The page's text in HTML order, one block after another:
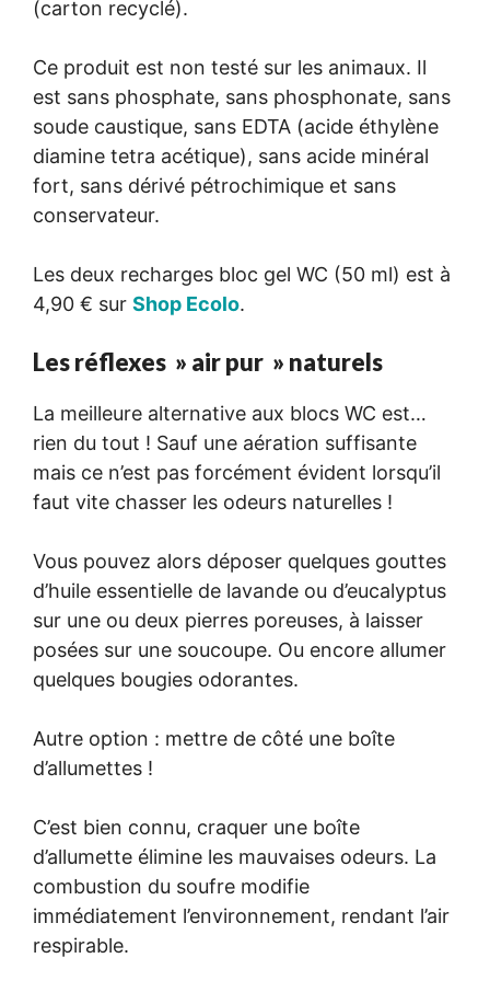
(carton recyclé).
Ce produit est non testé sur les animaux. Il
est sans phosphate, sans phosphonate, sans
soude caustique, sans EDTA (acide éthylène
diamine tetra acétique), sans acide minéral
fort, sans dérivé pétrochimique et sans
conservateur.
Les deux recharges bloc gel WC (50 ml) est à
4,90 € sur Shop Ecolo.
Les réflexes » air pur » naturels
La meilleure alternative aux blocs WC est…
rien du tout ! Sauf une aération suffisante
mais ce n’est pas forcément évident lorsqu’il
faut vite chasser les odeurs naturelles !
Vous pouvez alors déposer quelques gouttes
d’huile essentielle de lavande ou d’eucalyptus
sur une ou deux pierres poreuses, à laisser
posées sur une soucoupe. Ou encore allumer
quelques bougies odorantes.
Autre option : mettre de côté une boîte
d’allumettes !
C’est bien connu, craquer une boîte
d’allumette élimine les mauvaises odeurs. La
combustion du soufre modifie
immédiatement l’environnement, rendant l’air
respirable.